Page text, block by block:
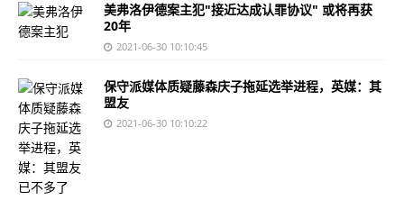
美弗洛伊德案主犯"接近达成认罪协议" 或将再获
20年
2021-06-30 10:10:45
保守派媒体质疑藤森庆子拖延选举进程，英媒：其
盟友
2021-06-30 10:10:22